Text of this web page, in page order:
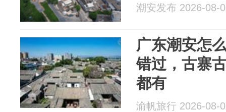
潮安发布 2026-08-
广东潮安怎
错过，古寨
都有
渝帆旅行 2026-08-